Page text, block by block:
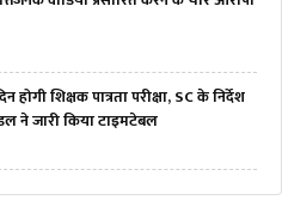
शिक्षक पात्रता परीक्षा, SC के निर्देश
ने जारी किया टाइमटेबल